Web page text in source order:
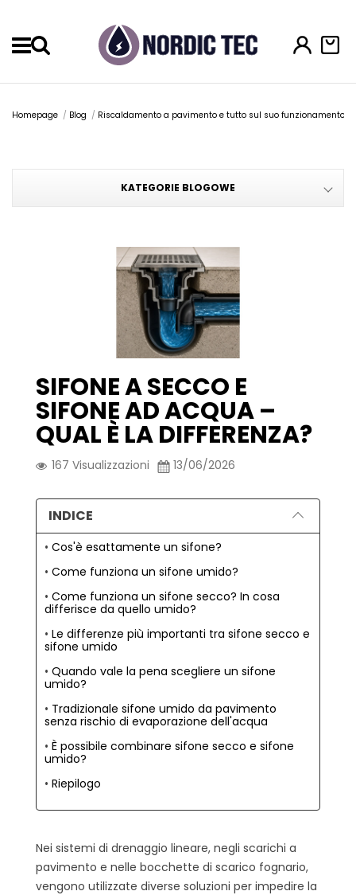
Homepage Blog Riscaldamento a pavimento e tutto sul suo funzionamento
KATEGORIE BLOGOWE
SIFONE A SECCO E
SIFONE AD ACQUA –
QUAL È LA DIFFERENZA?
167 Visualizzazioni 13/06/2026
INDICE
Cos'è esattamente un sifone?
Come funziona un sifone umido?
Come funziona un sifone secco? In cosa
differisce da quello umido?
Le differenze più importanti tra sifone secco e
sifone umido
Quando vale la pena scegliere un sifone
umido?
Tradizionale sifone umido da pavimento
senza rischio di evaporazione dell'acqua
È possibile combinare sifone secco e sifone
umido?
Riepilogo
Nei sistemi di drenaggio lineare, negli scarichi a
pavimento e nelle bocchette di scarico fognario,
vengono utilizzate diverse soluzioni per impedire la